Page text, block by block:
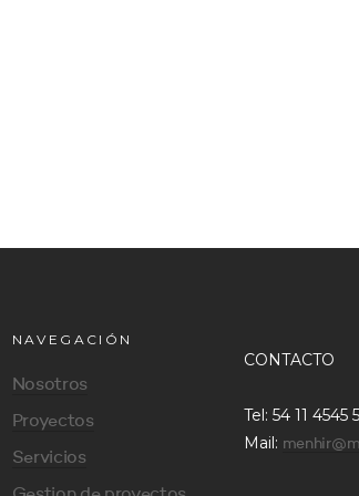
NAVEGACIÓN
Nosotros
Proyectos
Servicios
CONTACTO
Tel: 54 11 4545
Mail: